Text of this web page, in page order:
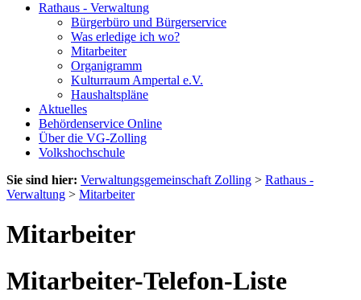
Rathaus - Verwaltung
Bürgerbüro und Bürgerservice
Was erledige ich wo?
Mitarbeiter
Organigramm
Kulturraum Ampertal e.V.
Haushaltspläne
Aktuelles
Behördenservice Online
Über die VG-Zolling
Volkshochschule
Sie sind hier: Verwaltungsgemeinschaft Zolling > Rathaus -
Verwaltung > Mitarbeiter
Mitarbeiter
Mitarbeiter-Telefon-Liste